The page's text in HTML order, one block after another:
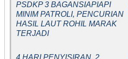
PSDKP 3 BAGANSIAPIAPI
MINIM PATROLI, PENCURIAN
HASIL LAUT ROHIL MARAK
TERJADI
4 HARI PENYISIRAN, 2